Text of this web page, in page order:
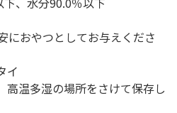
におやつとしてお与えくださ
イ
高温多湿の場所をさけて保存し